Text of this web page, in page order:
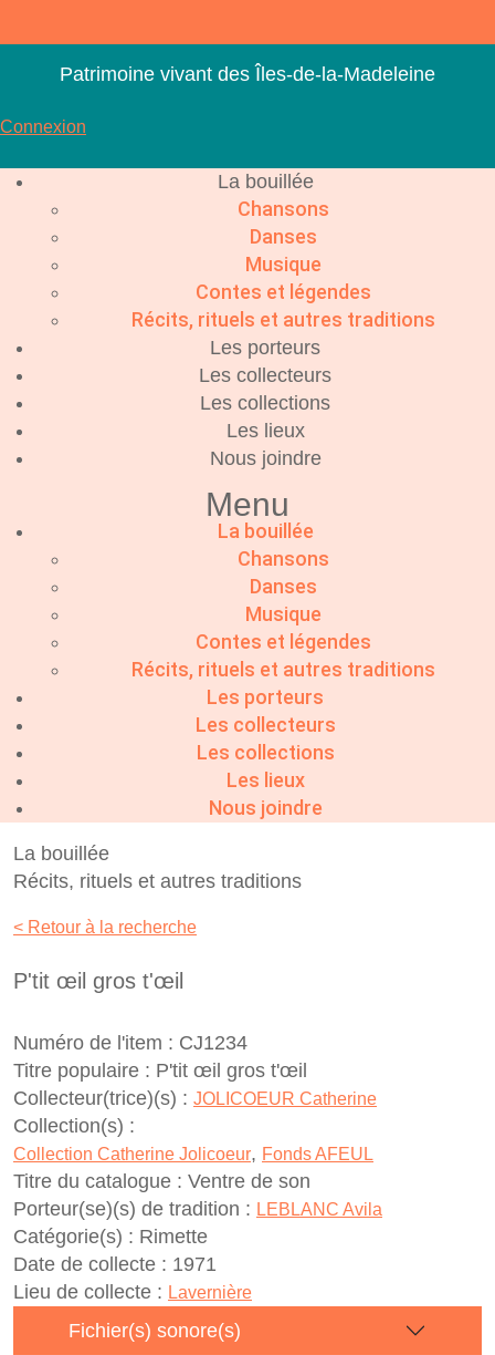
contenu
Patrimoine vivant des Îles-de-la-Madeleine
Connexion
La bouillée
Chansons
Danses
Musique
Contes et légendes
Récits, rituels et autres traditions
Les porteurs
Les collecteurs
Les collections
Les lieux
Nous joindre
Menu
La bouillée
Chansons
Danses
Musique
Contes et légendes
Récits, rituels et autres traditions
Les porteurs
Les collecteurs
Les collections
Les lieux
Nous joindre
La bouillée
Récits, rituels et autres traditions
< Retour à la recherche
P'tit œil gros t'œil
Numéro de l'item : CJ1234
Titre populaire : P'tit œil gros t'œil
Collecteur(trice)(s) : JOLICOEUR Catherine
Collection(s) :
Collection Catherine Jolicoeur, Fonds AFEUL
Titre du catalogue : Ventre de son
Porteur(se)(s) de tradition : LEBLANC Avila
Catégorie(s) : Rimette
Date de collecte : 1971
Lieu de collecte : Lavernière
Fichier(s) sonore(s)